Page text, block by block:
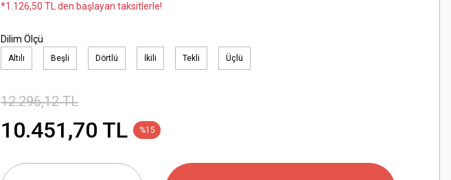
*1.126,50 TL den başlayan taksitlerle!
Dilim Ölçü
Altılı Beşli Dörtlü İkili Tekli Üçlü
12.296,12 TL
10.451,70 TL %15